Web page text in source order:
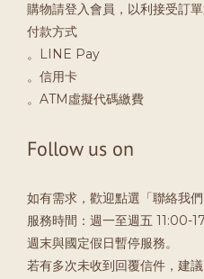
購物請登入會員，以利接受訂單
付款方式
。LINE Pay
。信用卡
。ATM虛擬代碼繳費
Follow us on
如有需求，歡迎點選「聯絡我們
服務時間：週一至週五 11:00-
週末與國定假日暫停服務。
若有多次未收到回覆信件，建